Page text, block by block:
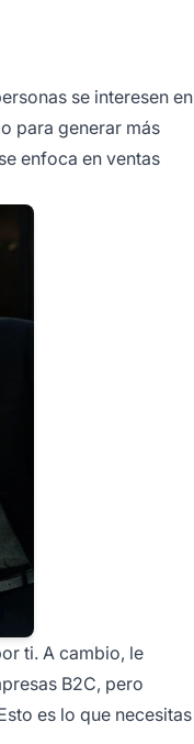
se interesen en
para generar más
enfoca en ventas
ti. A cambio, le
B2C, pero
es lo que necesitas